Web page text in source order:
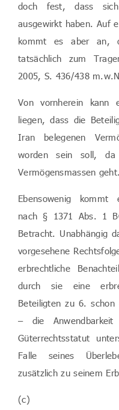
doch fest, dass sich
ausgewirkt haben. Auf
kommt es aber an,
tatsächlich zum
2005, S. 436/438
Von vornherein kann
liegen, dass die
Iran belegenen
worden sein soll, da
Vermögensmassen geht.
Ebensowenig kommt
nach § 1371 Abs. 1
Betracht. Unabhängig
vorgesehene
erbrechtliche
durch sie eine
Beteiligten zu 6. schon
– die
Güterrechtsstatut
Falle seines
zusätzlich zu seinem
(c)